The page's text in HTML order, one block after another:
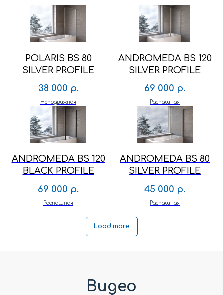
POLARIS BS 80
SILVER PROFILE
38 000 р.
Неподвижная
ANDROMEDA BS 120
SILVER PROFILE
69 000 р.
Распашная
ANDROMEDA BS 120
BLACK PROFILE
69 000 р.
Распашная
ANDROMEDA BS 80
SILVER PROFILE
45 000 р.
Распашная
Load more
Видео